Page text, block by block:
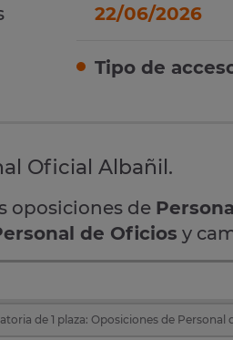
22/06/2026
Tipo de
Oficial Albañil.
oposiciones de
de Oficios y
de 1 plaza: Oposiciones de